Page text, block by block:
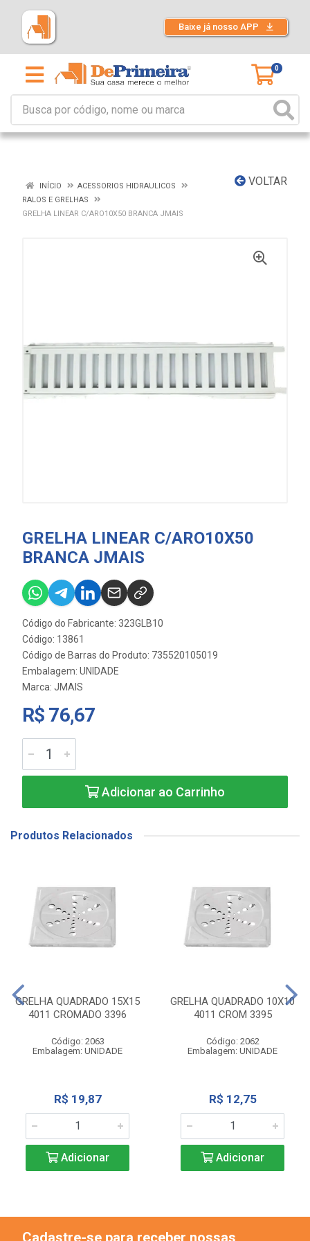
Baixe já nosso APP
0
VOLTAR
INÍCIO
ACESSORIOS HIDRAULICOS
RALOS E GRELHAS
GRELHA LINEAR C/ARO10X50 BRANCA JMAIS
GRELHA LINEAR C/ARO10X50
BRANCA JMAIS
Código do Fabricante: 323GLB10
Código: 13861
Código de Barras do Produto: 735520105019
Embalagem: UNIDADE
Marca: JMAIS
R$ 76,67
Adicionar ao Carrinho
Produtos Relacionados
GRELHA QUADRADO 15X15
4011 CROMADO 3396
Código: 2063
Embalagem: UNIDADE
R$ 19,87
Adicionar
GRELHA QUADRADO 10X10
4011 CROM 3395
Código: 2062
Embalagem: UNIDADE
R$ 12,75
Adicionar
Cadastre-se para receber nossas